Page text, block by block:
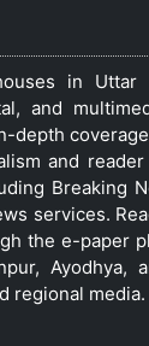
in Uttar
and
depth
and reader
Breaking
services.
the e-paper
Ayodhya,
regional media.